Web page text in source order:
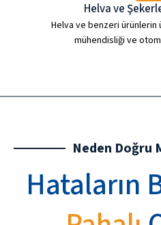
Helva ve
Helva ve benzeri
mühendisliği ve
Neden Doğru
Hataların